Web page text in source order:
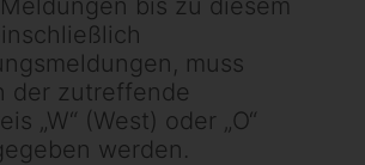
bis zu diesem
muss
der zutreffende
„W“ (West) oder „O“
werden.